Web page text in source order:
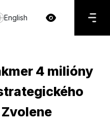
English
4 milióny